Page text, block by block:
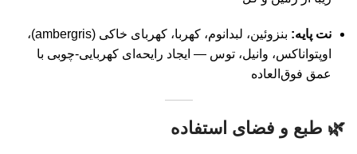
نت پایه:
بنزوئین، لبدانوم، کهربا، کهربای خاکی (ambergris)،
اوپتواناکس، وانیل، توس — ایجاد رایحه‌ای کهربایی-چوبی با
عمق فوق‌العاده
🌿 طبع و فضای استفاده